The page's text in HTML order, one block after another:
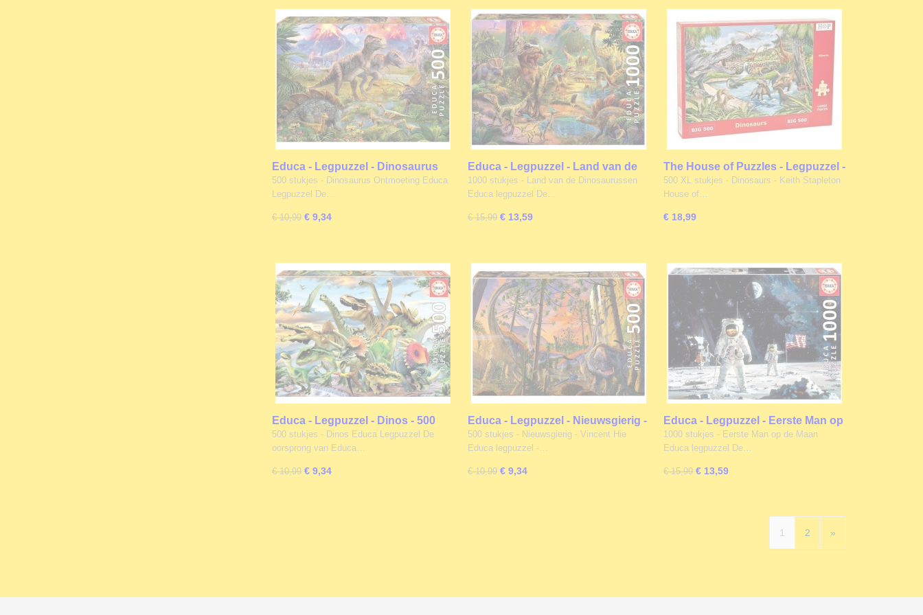
Educa - Legpuzzel - Dinosaurus
Ontmoeting - 500 stukjes
500 stukjes - Dinosaurus Ontmoeting Educa
Legpuzzel De…
€ 10,99 € 9,34
Educa - Legpuzzel - Land van de
Dinosaurussen - 1000 stukjes
1000 stukjes - Land van de Dinosaurussen
Educa legpuzzel De…
€ 15,99 € 13,59
The House of Puzzles - Legpuzzel -
Dinosaurs - 500 XL stukjes
500 XL stukjes - Dinosaurs - Keith Stapleton
House of…
€ 18,99
Educa - Legpuzzel - Dinos - 500
stukjes
500 stukjes - Dinos Educa Legpuzzel De
oorsprong van Educa…
€ 10,99 € 9,34
Educa - Legpuzzel - Nieuwsgierig -
500 stukjes
500 stukjes - Nieuwsgierig - Vincent Hie
Educa legpuzzel -…
€ 10,99 € 9,34
Educa - Legpuzzel - Eerste Man op
de Maan - 1000 stukjes
1000 stukjes - Eerste Man op de Maan
Educa legpuzzel De…
€ 15,99 € 13,59
1 2 »